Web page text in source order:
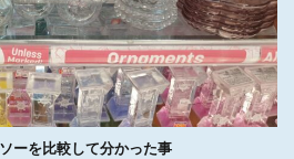
ーを比較して分かった事